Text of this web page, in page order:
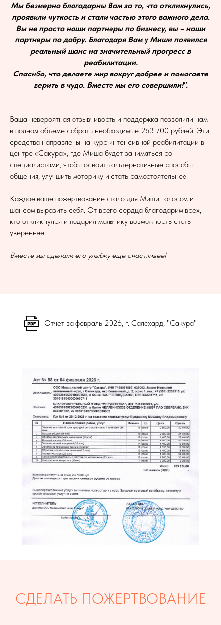
Мы безмерно благодарны Вам за то, что откликнулись,
проявили чуткость и стали частью этого важного дела.
Вы не просто наши партнеры по бизнесу, вы – наши
партнеры по добру. Благодаря Вам у Миши появился
реальный шанс на значительный прогресс в
реабилитации.
Спасибо, что делаете мир вокруг добрее и помогаете
верить в чудо. Вместе мы его совершили!".
Ваша невероятная отзывчивость и поддержка позволили нам
в полном объеме собрать необходимые 263 700 рублей. Эти
средства направлены на курс интенсивной реабилитации в
центре «Сакура», где Миша будет заниматься со
специалистами, чтобы освоить альтернативные способы
общения, улучшить моторику и стать самостоятельнее.
Каждое ваше пожертвование стало для Миши голосом и
шансом выразить себя. От всего сердца благодарим всех,
кто откликнулся и подарил мальчику возможность стать
увереннее.
Вместе мы сделали его улыбку еще счастливее!
Отчет за февраль 2026, г. Салехард, "Сакура"
СДЕЛАТЬ ПОЖЕРТВОВАНИЕ